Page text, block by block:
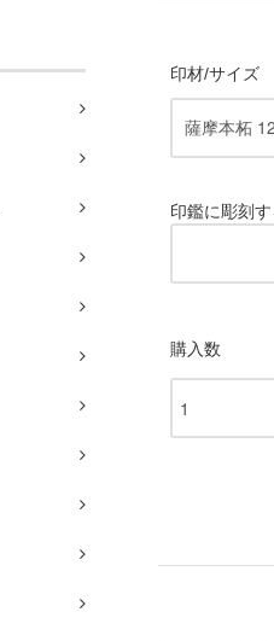
印材/サイズ
印鑑に彫刻
購入数